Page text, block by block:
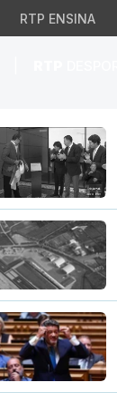
RTP ENSINA